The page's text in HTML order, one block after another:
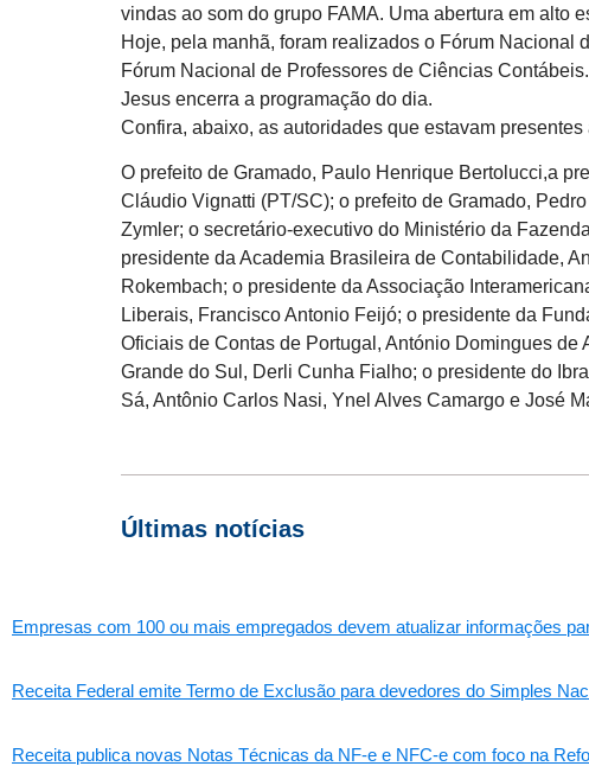
vindas ao som do grupo FAMA. Uma abertura em alto
Hoje, pela manhã, foram realizados o Fórum Nacional
Fórum Nacional de Professores de Ciências
Jesus encerra a programação do dia.
Confira, abaixo, as autoridades que estavam
O prefeito de Gramado, Paulo Henrique Bertolucci,a
Cláudio Vignatti (PT/SC); o prefeito de Gramado,
Zymler; o secretário-executivo do Ministério da
presidente da Academia Brasileira de Contabilidade,
Rokembach; o presidente da Associação
Liberais, Francisco Antonio Feijó; o presidente da
Oficiais de Contas de Portugal, António Domingues
Grande do Sul, Derli Cunha Fialho; o presidente do
Sá, Antônio Carlos Nasi, Ynel Alves Camargo e José
Últimas notícias
Empresas com 100 ou mais empregados devem atualizar informações
Receita Federal emite Termo de Exclusão para devedores do Simples
Receita publica novas Notas Técnicas da NF-e e NFC-e com foco na